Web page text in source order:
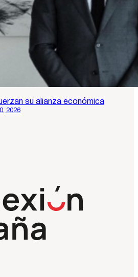
su alianza económica
2026